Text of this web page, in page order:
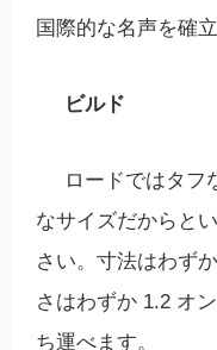
国際的な名声を確
ビルド
ロードではタフ
なサイズだからと
さい。寸法はわず
さはわずか 1.2 オ
ち運べます。